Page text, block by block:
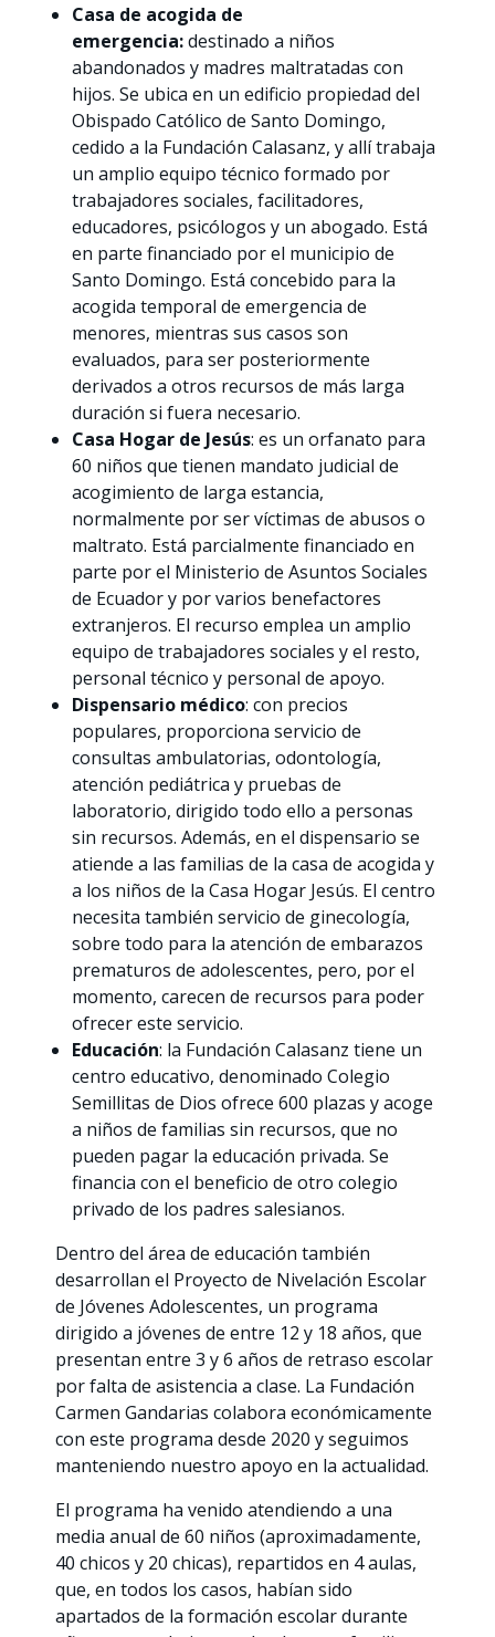
Casa de acogida de
emergencia:destinado a niños
abandonados y madres maltratadas con
hijos. Se ubica en un edificio propiedad del
Obispado Católico de Santo Domingo,
cedido a la Fundación Calasanz, y allí trabaja
un amplio equipo técnico formado por
trabajadores sociales, facilitadores,
educadores, psicólogos y un abogado. Está
en parte financiado por el municipio de
Santo Domingo. Está concebido para la
acogida temporal de emergencia de
menores, mientras sus casos son
evaluados, para ser posteriormente
derivados a otros recursos de más larga
duración si fuera necesario.
Casa Hogar de Jesús: es un orfanato para
60 niños que tienen mandato judicial de
acogimiento de larga estancia,
normalmente por ser víctimas de abusos o
maltrato. Está parcialmente financiado en
parte por el Ministerio de Asuntos Sociales
de Ecuador y por varios benefactores
extranjeros. El recurso emplea un amplio
equipo de trabajadores sociales y el resto,
personal técnico y personal de apoyo.
Dispensario médico: con precios
populares, proporciona servicio de
consultas ambulatorias, odontología,
atención pediátrica y pruebas de
laboratorio, dirigido todo ello a personas
sin recursos. Además, en el dispensario se
atiende a las familias de la casa de acogida y
a los niños de la Casa Hogar Jesús. El centro
necesita también servicio de ginecología,
sobre todo para la atención de embarazos
prematuros de adolescentes, pero, por el
momento, carecen de recursos para poder
ofrecer este servicio.
Educación: la Fundación Calasanz tiene un
centro educativo, denominado Colegio
Semillitas de Dios ofrece 600 plazas y acoge
a niños de familias sin recursos, que no
pueden pagar la educación privada. Se
financia con el beneficio de otro colegio
privado de los padres salesianos.
Dentro del área de educación también
desarrollan el Proyecto de Nivelación Escolar
de Jóvenes Adolescentes, un programa
dirigido a jóvenes de entre 12 y 18 años, que
presentan entre 3 y 6 años de retraso escolar
por falta de asistencia a clase. La Fundación
Carmen Gandarias colabora económicamente
con este programa desde 2020 y seguimos
manteniendo nuestro apoyo en la actualidad.
El programa ha venido atendiendo a una
media anual de 60 niños (aproximadamente,
40 chicos y 20 chicas), repartidos en 4 aulas,
que, en todos los casos, habían sido
apartados de la formación escolar durante